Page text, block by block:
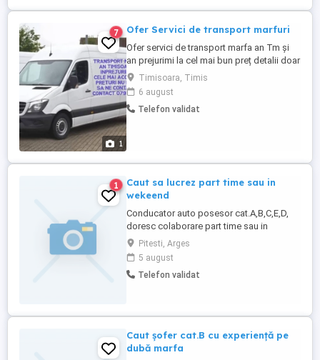
1
7 Ofer Servici de transport marfuri
Ofer servici de transport marfa an Tm și
an prejurimi la cel mai bun preț detalii doar
telefonic
Timisoara, Timis
6 august
Telefon validat
1
Caut sa lucrez part time sau in
wekeend
Conducator auto posesor cat.A,B,C,E,D,
doresc colaborare part time sau in
weekend
Pitesti, Arges
5 august
Telefon validat
Caut șofer cat.B cu experiență pe
dubă marfa